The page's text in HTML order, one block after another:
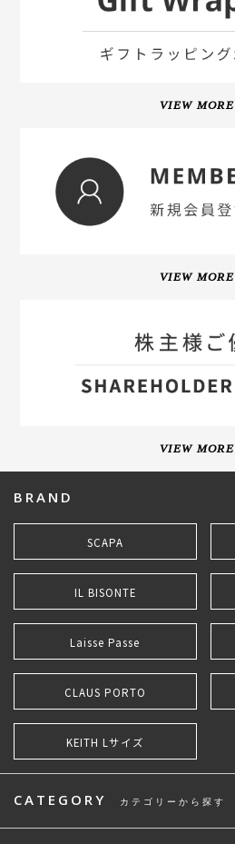
VIEW MORE
VIEW MORE
VIEW MORE
BRAND
SCAPA
IL BISONTE
Laisse Passe
CLAUS PORTO
KEITH Lサイズ
CATEGORY カテゴリーから探す